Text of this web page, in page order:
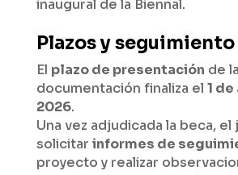
inaugural de la Biennal.
Plazos y seguimiento
El plazo de presentación de la
documentación finaliza el 1
2026.
Una vez adjudicada la beca,
solicitar informes de
proyecto y realizar